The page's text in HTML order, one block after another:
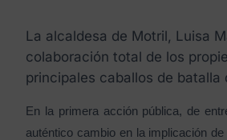
La alcaldesa de Motril, Luisa
colaboración total de los
principales caballos de
En la primera acción pública, de
auténtico cambio en la implicación